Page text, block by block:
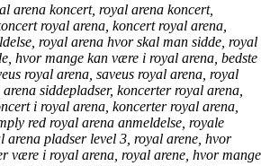
arena koncert, royal arena koncert,
royal arena, koncert royal arena,
royal arena hvor skal man sidde, royal
hvor mange kan være i royal arena, bedste
royal arena, saveus royal arena, royal
siddepladser, koncerter royal arena,
i royal arena, koncerter royal arena,
red royal arena anmeldelse, royale
arena pladser level 3, royal arene, hvor
være i royal arena, royal arene, hvor mange